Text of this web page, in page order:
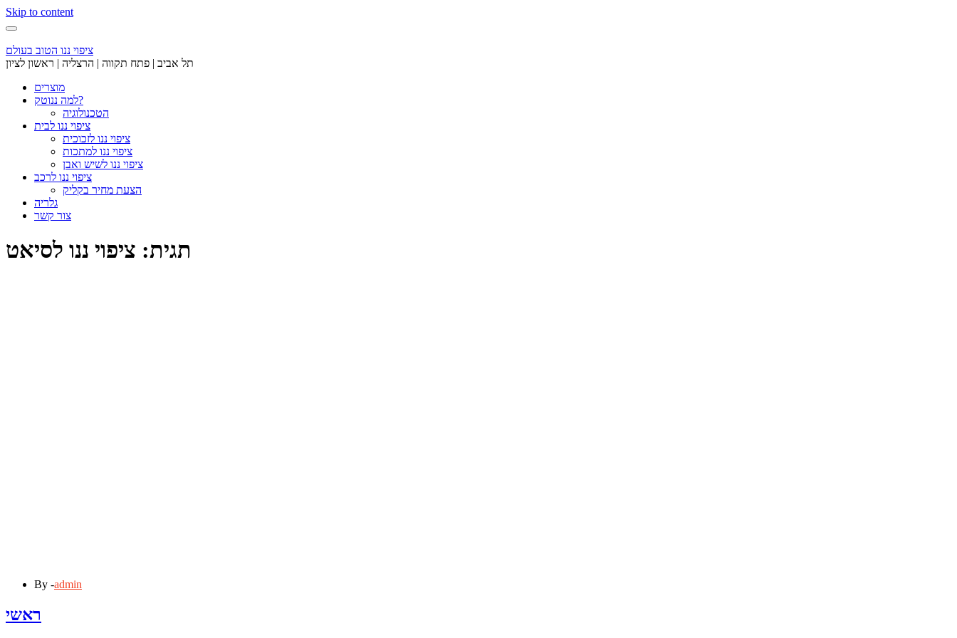
Skip to content
ציפוי ננו הטוב בעולם
תל אביב | פתח תקווה | הרצליה | ראשון לציון
מוצרים
למה ננוטק?
הטכנולוגיה
ציפוי ננו לבית
ציפוי ננו לזכוכית
ציפוי ננו למתכות
ציפוי ננו לשיש ואבן
ציפוי ננו לרכב
הצעת מחיר בקליק
גלריה
צור קשר
תגית: ציפוי ננו לסיאט
By -admin
ראשי